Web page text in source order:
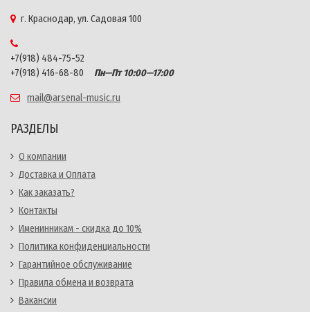
г. Краснодар, ул. Садовая 100
+7(918) 484-75-52
+7(918) 416-68-80
Пн—Пт 10:00—17:00
mail@arsenal-music.ru
РАЗДЕЛЫ
О компании
Доставка и Оплата
Как заказать?
Контакты
Именинникам - скидка до 10%
Политика конфиденциальности
Гарантийное обслуживание
Правила обмена и возврата
Вакансии